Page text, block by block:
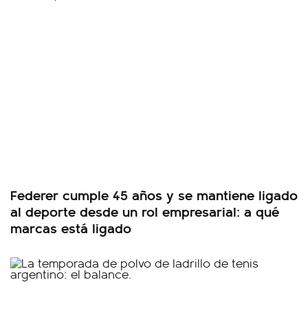
Federer cumple 45 años y se mantiene ligado
al deporte desde un rol empresarial: a qué
marcas está ligado